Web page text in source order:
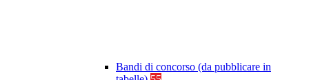
Bandi di concorso (da pubblicare in